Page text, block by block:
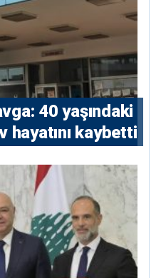
40 yaşındaki
hayatını kaybetti